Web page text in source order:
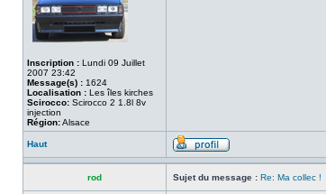
Inscription : Lundi 09 Juillet
2007 23:42
Message(s) : 1624
Localisation : Les îles kirches
Scirocco: Scirocco 2 1.8l 8v
injection
Région:Alsace
Haut
rod Sujet du message : Re: Ma collec !